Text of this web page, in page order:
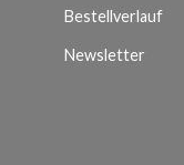
Bestellverlauf
Newsletter